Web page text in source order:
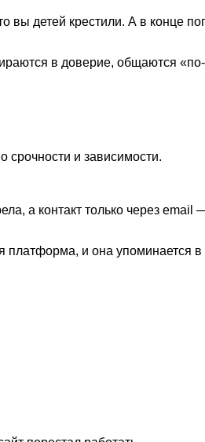
вы детей крестили. А в конце
в доверие, общаются
срочности и зависимости.
а контакт только через email
и она упоминается в